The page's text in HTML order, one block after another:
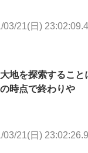
03/21(日)
地を探索すること
時点で終わりや
03/21(日)